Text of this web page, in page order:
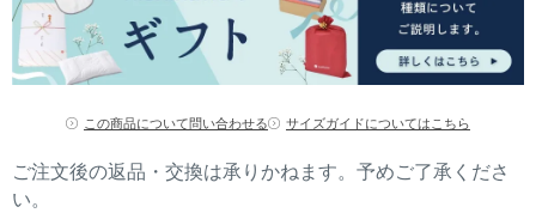
この商品について問い合わせる サイズガイドについてはこちら
ご注文後の返品・交換は承りかねます。予めご了承くださ
い。